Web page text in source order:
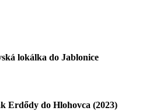
lokálka do Jablonice
Erdődy do Hlohovca (2023)